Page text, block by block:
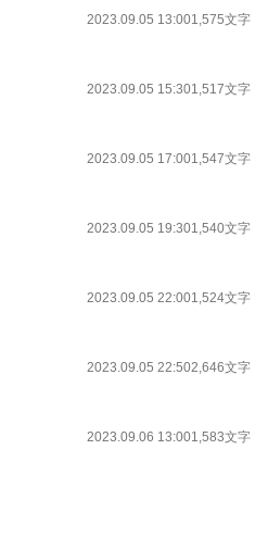
2023.09.05 13:001,575文字
2023.09.05 15:301,517文字
2023.09.05 17:001,547文字
2023.09.05 19:301,540文字
2023.09.05 22:001,524文字
2023.09.05 22:502,646文字
2023.09.06 13:001,583文字